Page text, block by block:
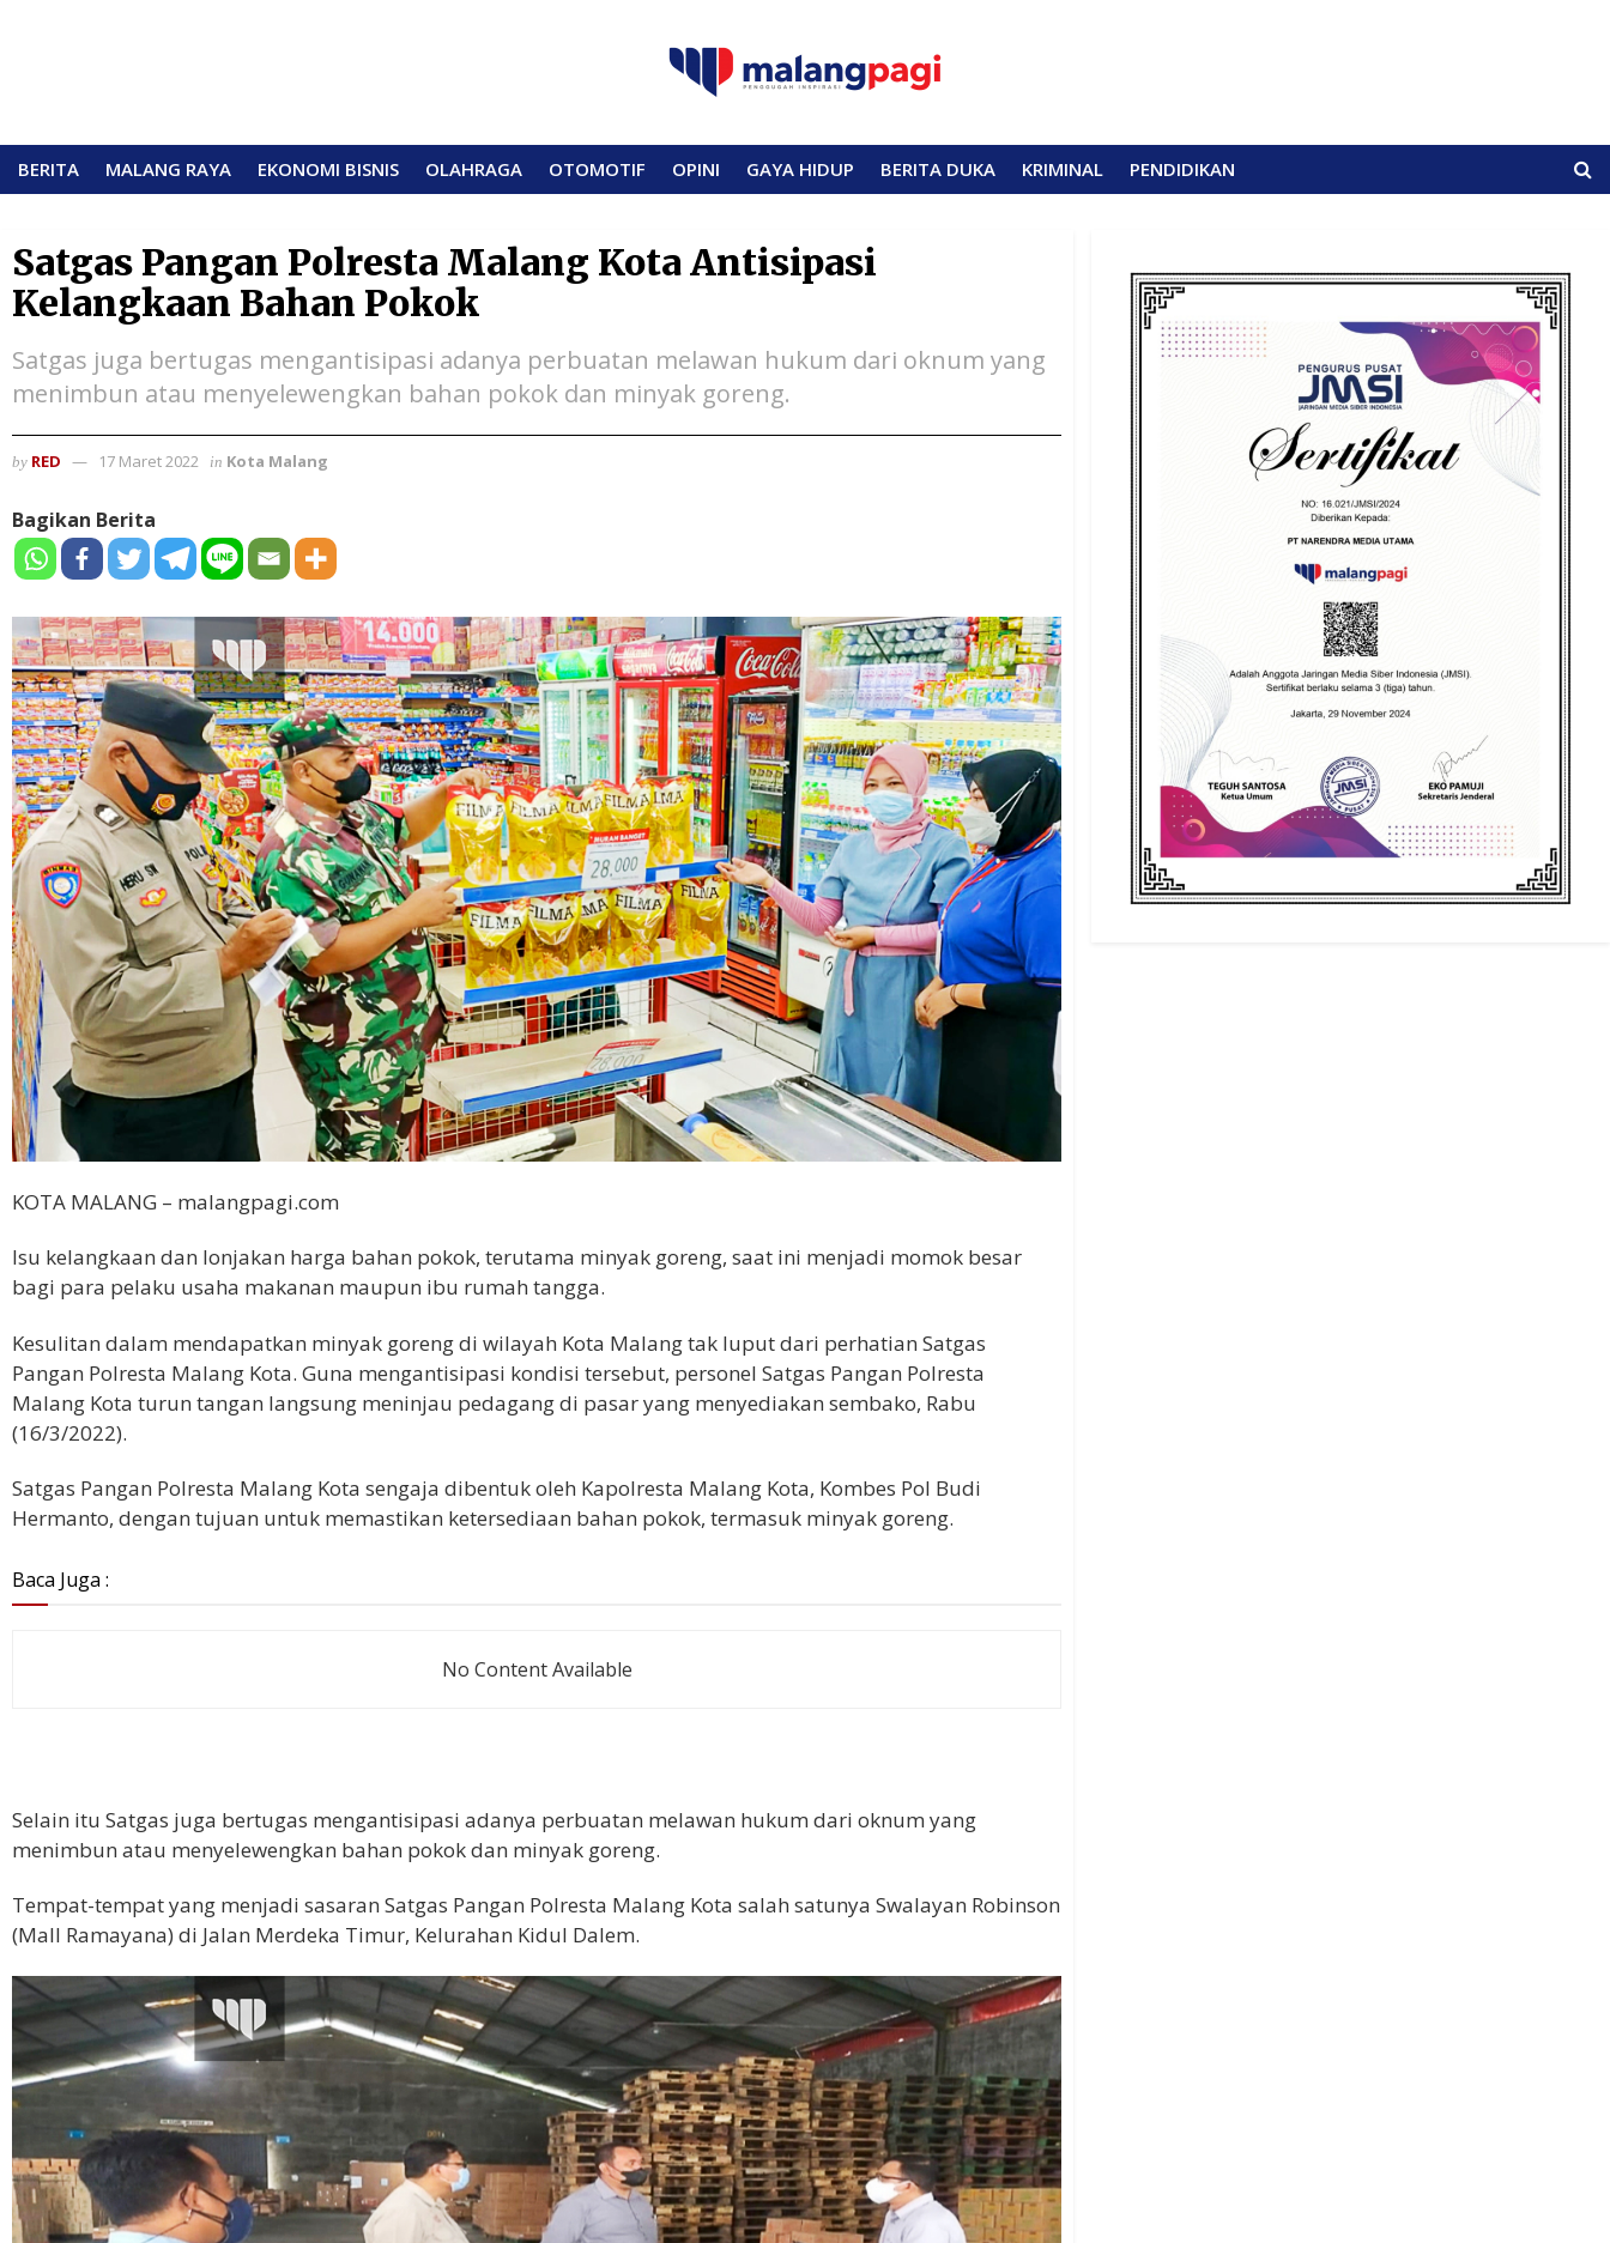
BERITA MALANG RAYA EKONOMI BISNIS OLAHRAGA OTOMOTIF OPINI GAYA HIDUP BERITA DUKA KRIMINAL PENDIDIKAN
Satgas Pangan Polresta Malang Kota Antisipasi
Kelangkaan Bahan Pokok
Satgas juga bertugas mengantisipasi adanya perbuatan melawan hukum dari oknum yang
menimbun atau menyelewengkan bahan pokok dan minyak goreng.
by RED 17 Maret 2022 in Kota Malang
Bagikan Berita
KOTA MALANG – malangpagi.com
Isu kelangkaan dan lonjakan harga bahan pokok, terutama minyak goreng, saat ini menjadi momok besar
bagi para pelaku usaha makanan maupun ibu rumah tangga.
Kesulitan dalam mendapatkan minyak goreng di wilayah Kota Malang tak luput dari perhatian Satgas
Pangan Polresta Malang Kota. Guna mengantisipasi kondisi tersebut, personel Satgas Pangan Polresta
Malang Kota turun tangan langsung meninjau pedagang di pasar yang menyediakan sembako, Rabu
(16/3/2022).
Satgas Pangan Polresta Malang Kota sengaja dibentuk oleh Kapolresta Malang Kota, Kombes Pol Budi
Hermanto, dengan tujuan untuk memastikan ketersediaan bahan pokok, termasuk minyak goreng.
Baca Juga :
No Content Available
Selain itu Satgas juga bertugas mengantisipasi adanya perbuatan melawan hukum dari oknum yang
menimbun atau menyelewengkan bahan pokok dan minyak goreng.
Tempat-tempat yang menjadi sasaran Satgas Pangan Polresta Malang Kota salah satunya Swalayan Robinson
(Mall Ramayana) di Jalan Merdeka Timur, Kelurahan Kidul Dalem.